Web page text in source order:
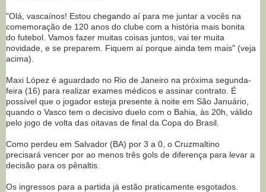
"Olá, vascaínos! Estou chegando aí para me juntar a vocês na
comemoração de 120 anos do clube com a história mais bonita
do futebol. Vamos fazer muitas coisas juntos, vai ter muita
novidade, e se preparem. Fiquem aí porque ainda tem mais" (veja
acima).
Maxi López é aguardado no Rio de Janeiro na próxima segunda-
feira (16) para realizar exames médicos e assinar contrato. É
possível que o jogador esteja presente à noite em São Januário,
quando o Vasco tem o decisivo duelo com o Bahia, às 20h, válido
pelo jogo de volta das oitavas de final da Copa do Brasil.
Como perdeu em Salvador (BA) por 3 a 0, o Cruzmaltino
precisará vencer por ao menos três gols de diferença para levar a
decisão para os pênaltis.
Os ingressos para a partida já estão praticamente esgotados.